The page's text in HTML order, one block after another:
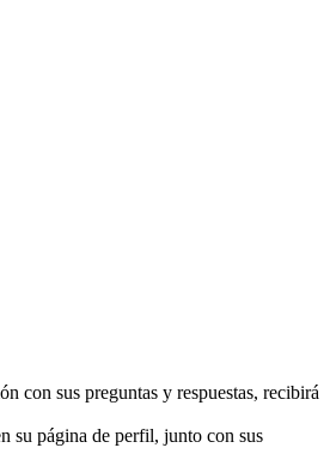
con sus preguntas y respuestas, recibirá
su página de perfil, junto con sus